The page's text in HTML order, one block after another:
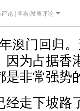
论 | 查看/发表评论
澳门回归
因为占据香
是非常强势
经走下坡路